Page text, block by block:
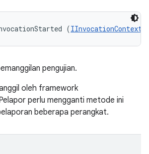
(IInvocationContext
pengujian.
oleh framework
perlu mengganti metode ini
beberapa perangkat.